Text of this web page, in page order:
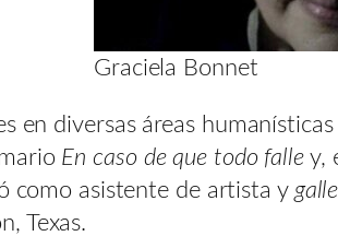
Graciela Bonnet
en diversas áreas
En caso de que todo falley,
como asistente de artista y
Texas.